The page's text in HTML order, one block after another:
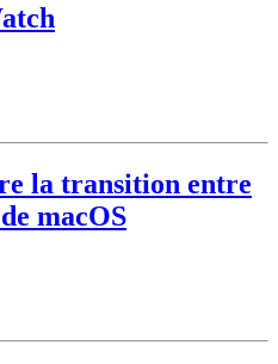
la transition entre
macOS